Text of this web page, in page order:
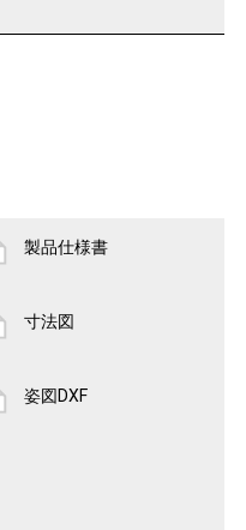
製品仕様書
寸法図
姿図DXF